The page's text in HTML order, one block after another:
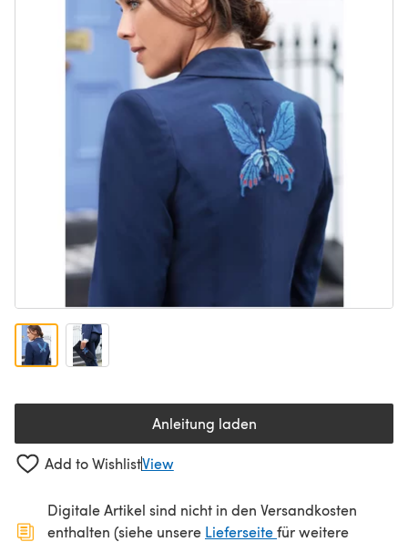
Anleitung laden(öffnet sich in einem neuen
Add to WishlistView
Digitale Artikel sind nicht in den Versandkosten
enthalten (siehe unsere Lieferseite(öffnet sich in
für weitere